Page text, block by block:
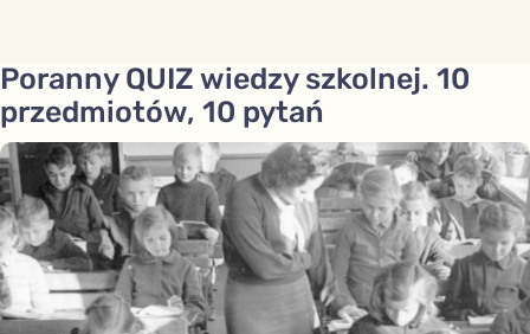
Poranny QUIZ wiedzy szkolnej. 10
przedmiotów, 10 pytań